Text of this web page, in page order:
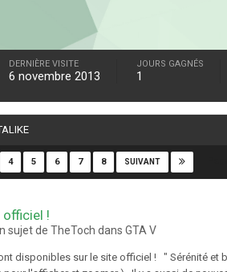
DERNIÈRE VISITE
6 novembre 2013
JOURS GAGNÉS
1
4 5 6 7 8 SUIVANT
!
sujet de TheToch dans GTA V
disponibles sur le site officiel ! " Sérénité